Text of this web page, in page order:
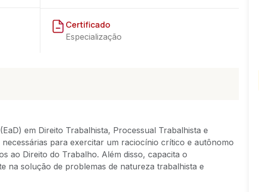
Certificado
Especialização
em Direito Trabalhista, Processual Trabalhista e
para exercitar um raciocínio crítico e autônomo
ao Direito do Trabalho. Além disso, capacita o
na solução de problemas de natureza trabalhista e